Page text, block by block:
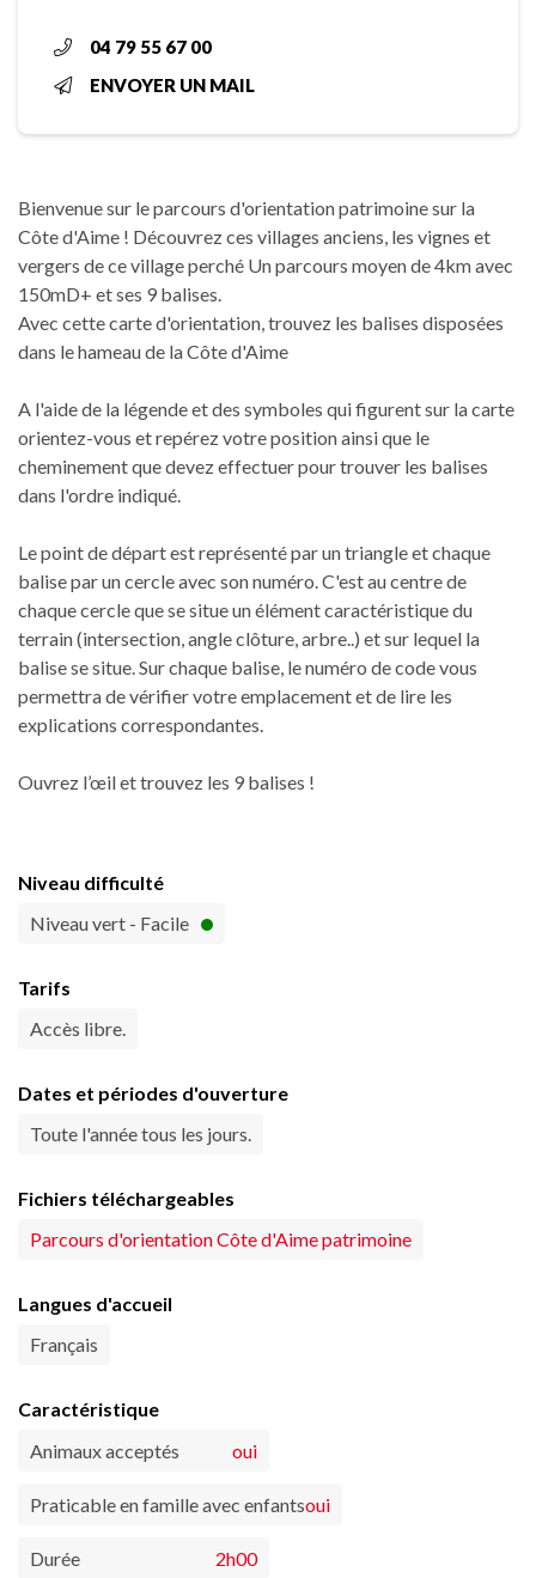
04 79 55 67 00
ENVOYER UN MAIL
Bienvenue sur le parcours d'orientation patrimoine sur la
Côte d'Aime ! Découvrez ces villages anciens, les vignes et
vergers de ce village perché Un parcours moyen de 4km avec
150mD+ et ses 9 balises.
Avec cette carte d'orientation, trouvez les balises disposées
dans le hameau de la Côte d'Aime
A l'aide de la légende et des symboles qui figurent sur la carte
orientez-vous et repérez votre position ainsi que le
cheminement que devez effectuer pour trouver les balises
dans l'ordre indiqué.
Le point de départ est représenté par un triangle et chaque
balise par un cercle avec son numéro. C'est au centre de
chaque cercle que se situe un élément caractéristique du
terrain (intersection, angle clôture, arbre..) et sur lequel la
balise se situe. Sur chaque balise, le numéro de code vous
permettra de vérifier votre emplacement et de lire les
explications correspondantes.
Ouvrez l’œil et trouvez les 9 balises !
Niveau difficulté
Niveau vert - Facile
Tarifs
Accès libre.
Dates et périodes d'ouverture
Toute l'année tous les jours.
Fichiers téléchargeables
Parcours d'orientation Côte d'Aime patrimoine
Langues d'accueil
Français
Caractéristique
Animaux acceptés
oui
Praticable en famille avec enfantsoui
Durée 2h00